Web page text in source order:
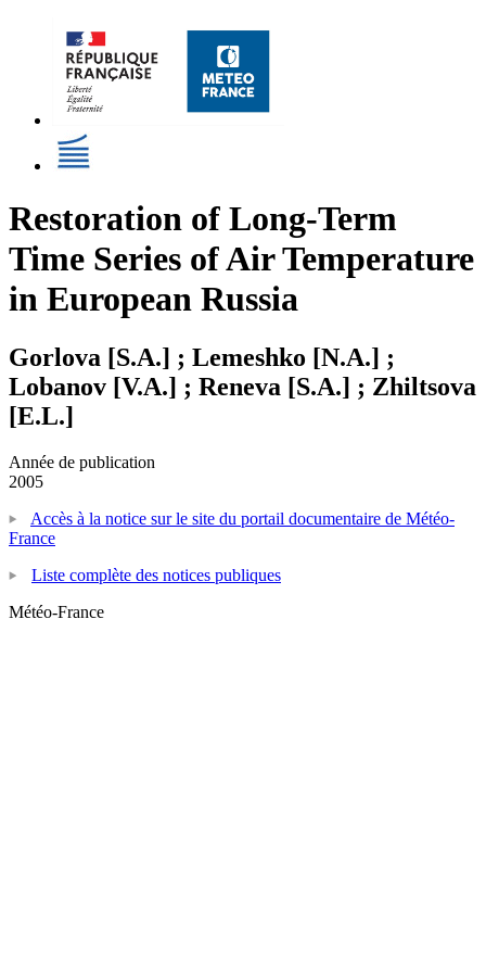
Restoration of Long-Term
Time Series of Air Temperature
in European Russia
Gorlova [S.A.] ; Lemeshko [N.A.] ;
Lobanov [V.A.] ; Reneva [S.A.] ; Zhiltsova
[E.L.]
Année de publication
2005
Accès à la notice sur le site du portail documentaire de Météo-
France
Liste complète des notices publiques
Météo-France